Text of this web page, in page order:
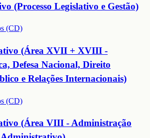
(Processo Legislativo e Gestão)
(CD)
(Área XVII + XVIII -
Defesa Nacional, Direito
e Relações Internacionais)
(CD)
(Área VIII - Administração